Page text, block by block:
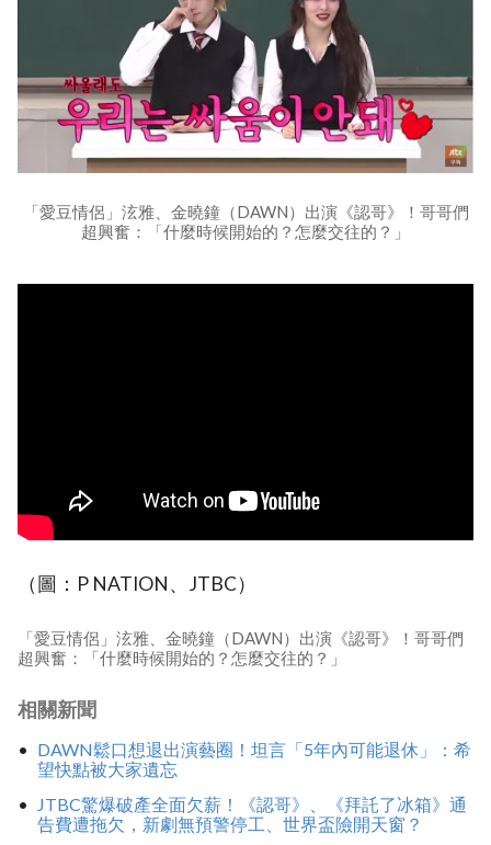
「愛豆情侶」泫雅、金曉鐘（DAWN）出演《認哥》！哥哥們
超興奮：「什麼時候開始的？怎麼交往的？」
（圖：P NATION、JTBC）
「愛豆情侶」泫雅、金曉鐘（DAWN）出演《認哥》！哥哥們
超興奮：「什麼時候開始的？怎麼交往的？」
相關新聞
DAWN鬆口想退出演藝圈！坦言「5年內可能退休」：希
望快點被大家遺忘
JTBC驚爆破產全面欠薪！《認哥》、《拜託了冰箱》通
告費遭拖欠，新劇無預警停工、世界盃險開天窗？